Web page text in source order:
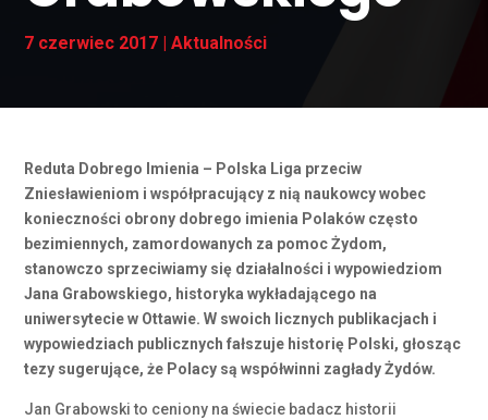
7 czerwiec 2017 |Aktualności
Reduta Dobrego Imienia – Polska Liga przeciw
Zniesławieniom i współpracujący z nią naukowcy wobec
konieczności obrony dobrego imienia Polaków często
bezimiennych, zamordowanych za pomoc Żydom,
stanowczo sprzeciwiamy się działalności i wypowiedziom
Jana Grabowskiego, historyka wykładającego na
uniwersytecie w Ottawie. W swoich licznych publikacjach i
wypowiedziach publicznych fałszuje historię Polski, głosząc
tezy sugerujące, że Polacy są współwinni zagłady Żydów.
Jan Grabowski to ceniony na świecie badacz historii